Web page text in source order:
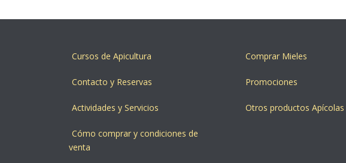
Cursos de Apicultura
Contacto y Reservas
Actividades y Servicios
Cómo comprar y condiciones de
venta
Comprar Mieles
Promociones
Otros productos Apícolas